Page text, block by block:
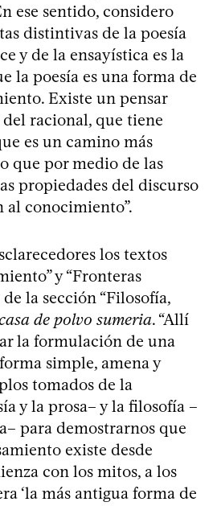
ese sentido, considero
distintivas de la poesía
y de la ensayística es la
la poesía es una forma de
Existe un pensar
racional, que tiene
es un camino más
que por medio de las
propiedades del discurso
al conocimiento”.
los textos
y “Fronteras
la sección “Filosofía,
de polvo sumeria. “Allí
la formulación de una
simple, amena y
tomados de la
y la prosa– y la filosofía –
para demostrarnos que
existe desde
con los mitos, a los
‘la más antigua forma de